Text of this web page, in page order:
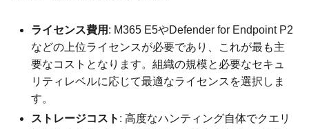
ライセンス費用 : M365 E5やDefender for Endpoint P2
などの上位ライセンスが必要であり、これが最も主
要なコストとなります。組織の規模と必要なセキュ
リティレベルに応じて最適なライセンスを選択しま
す。
ストレージコスト : 高度なハンティング自体でクエリ